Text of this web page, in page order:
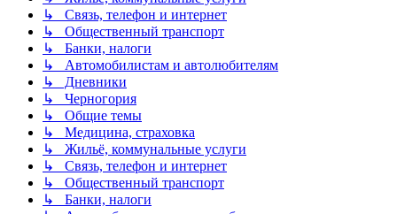
↳ Связь, телефон и интернет
↳ Общественный транспорт
↳ Банки, налоги
↳ Автомобилистам и автолюбителям
↳ Дневники
↳ Черногория
↳ Общие темы
↳ Медицина, страховка
↳ Жильё, коммунальные услуги
↳ Связь, телефон и интернет
↳ Общественный транспорт
↳ Банки, налоги